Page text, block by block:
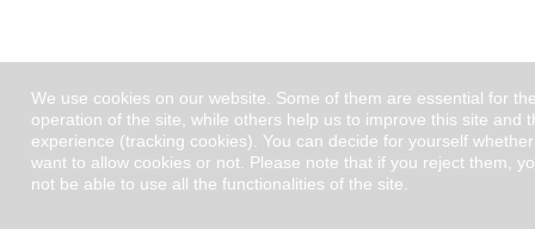
We use cookies on our website. Some of them are essential for
operation of the site, while others help us to improve this site and
experience (tracking cookies). You can decide for yourself
want to allow cookies or not. Please note that if you reject them,
not be able to use all the functionalities of the site.